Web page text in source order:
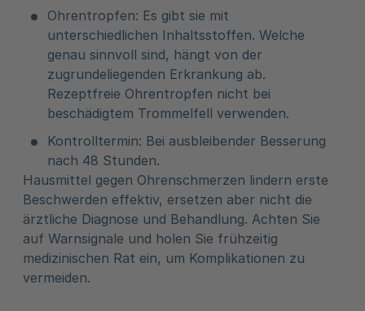
Ohrentropfen: Es gibt sie mit
unterschiedlichen Inhaltsstoffen. Welche
genau sinnvoll sind, hängt von der
zugrundeliegenden Erkrankung ab.
Rezeptfreie Ohrentropfen nicht bei
beschädigtem Trommelfell verwenden.
Kontrolltermin: Bei ausbleibender Besserung
nach 48 Stunden.
Hausmittel gegen Ohrenschmerzen lindern erste
Beschwerden effektiv, ersetzen aber nicht die
ärztliche Diagnose und Behandlung. Achten Sie
auf Warnsignale und holen Sie frühzeitig
medizinischen Rat ein, um Komplikationen zu
vermeiden.